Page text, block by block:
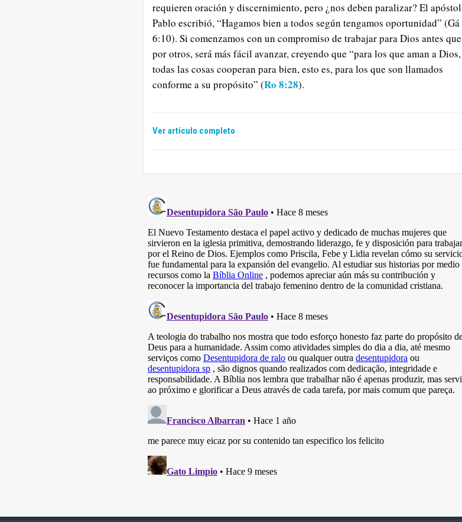
requieren oración y discernimiento, pero ¿nos deben paralizar? El apóstol
Pablo escribió, “Hagamos bien a todos según tengamos oportunidad” (Gá
6:10). Si comenzamos con un compromiso de trabajar para Dios antes que
por otros, será más fácil avanzar, creyendo que “para los que aman a Dios,
todas las cosas cooperan para bien, esto es, para los que son llamados
conforme a su propósito” (Ro 8:28).
Ver artículo completo